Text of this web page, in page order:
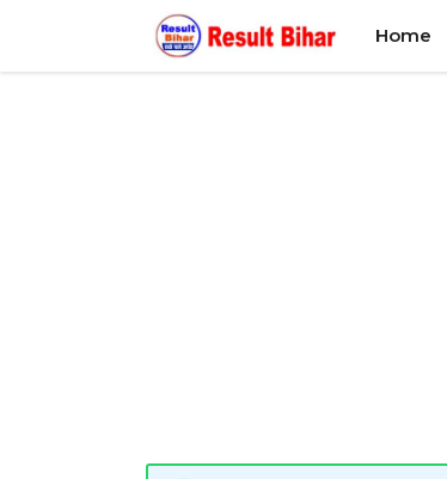
content
Home